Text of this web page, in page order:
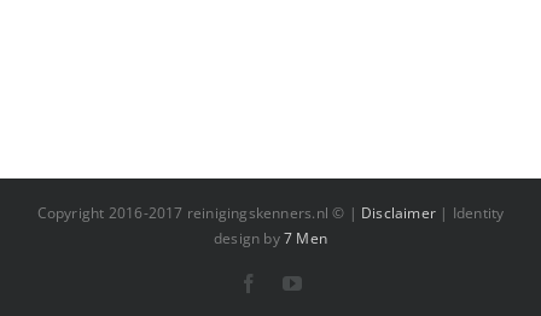
Copyright 2016-2017 reinigingskenners.nl © | Disclaimer | Identity
design by7 Men
FacebookYouTube